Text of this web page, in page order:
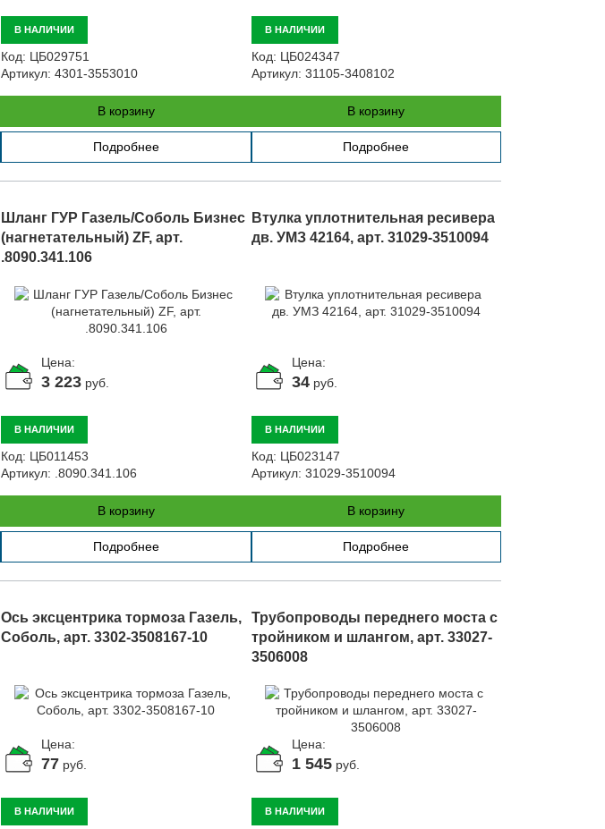
В НАЛИЧИИ
Код: ЦБ029751
Артикул: 4301-3553010
В корзину
Подробнее
В НАЛИЧИИ
Код: ЦБ024347
Артикул: 31105-3408102
В корзину
Подробнее
Шланг ГУР Газель/Соболь Бизнес
(нагнетательный) ZF, арт.
.8090.341.106
Цена:
3 223 руб.
В НАЛИЧИИ
Код: ЦБ011453
Артикул: .8090.341.106
В корзину
Подробнее
Втулка уплотнительная ресивера
дв. УМЗ 42164, арт. 31029-3510094
Цена:
34руб.
В НАЛИЧИИ
Код: ЦБ023147
Артикул: 31029-3510094
В корзину
Подробнее
Ось эксцентрика тормоза Газель,
Соболь, арт. 3302-3508167-10
Цена:
77 руб.
В НАЛИЧИИ
Трубопроводы переднего моста с
тройником и шлангом, арт. 33027-
3506008
Цена:
1 545руб.
В НАЛИЧИИ